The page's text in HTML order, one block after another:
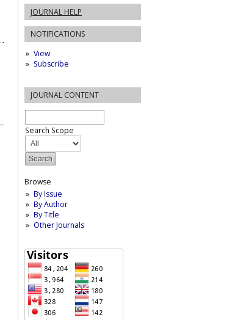
JOURNAL HELP
NOTIFICATIONS
View
Subscribe
JOURNAL CONTENT
Search Scope
Browse
By Issue
By Author
By Title
Other Journals